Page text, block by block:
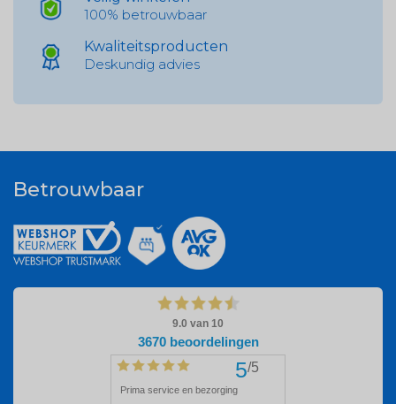
100% betrouwbaar
Kwaliteitsproducten
Deskundig advies
Betrouwbaar